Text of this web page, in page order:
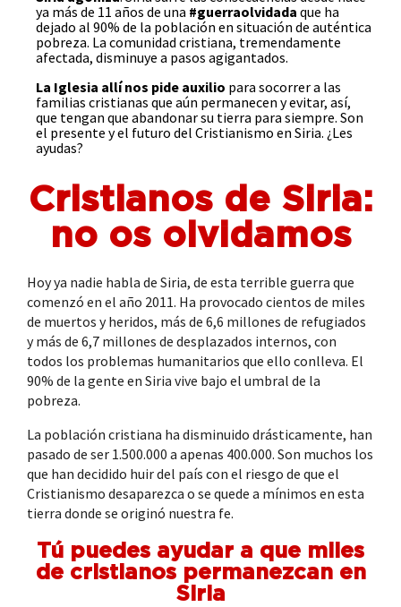
ya más de 11 años de una #guerraolvidada que ha
dejado al 90% de la población en situación de auténtica
pobreza. La comunidad cristiana, tremendamente
afectada, disminuye a pasos agigantados.
La Iglesia allí nos pide auxilio para socorrer a las
familias cristianas que aún permanecen y evitar, así,
que tengan que abandonar su tierra para siempre. Son
el presente y el futuro del Cristianismo en Siria. ¿Les
ayudas?
Cristianos de Siria:
no os olvidamos
Hoy ya nadie habla de Siria, de esta terrible guerra que
comenzó en el año 2011. Ha provocado cientos de miles
de muertos y heridos, más de 6,6 millones de refugiados
y más de 6,7 millones de desplazados internos, con
todos los problemas humanitarios que ello conlleva. El
90% de la gente en Siria vive bajo el umbral de la
pobreza.
La población cristiana ha disminuido drásticamente, han
pasado de ser 1.500.000 a apenas 400.000. Son muchos los
que han decidido huir del país con el riesgo de que el
Cristianismo desaparezca o se quede a mínimos en esta
tierra donde se originó nuestra fe.
Tú puedes ayudar a que miles
de cristianos permanezcan en
Siria